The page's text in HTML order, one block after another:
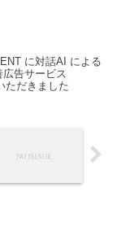
に対話AI による
告サービス
ただきました